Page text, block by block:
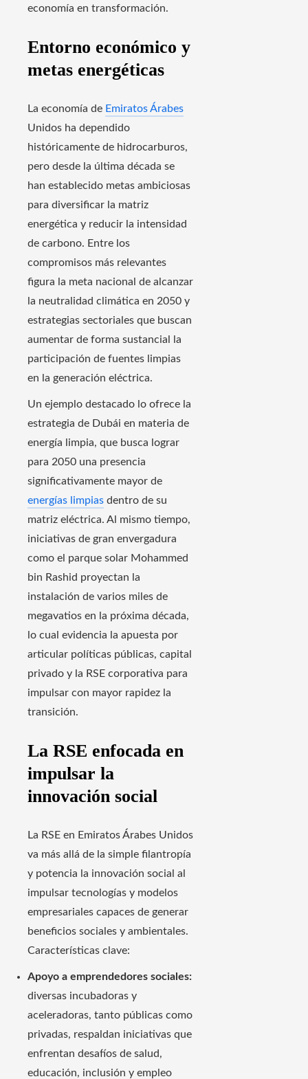
economía en transformación.
Entorno económico y
metas energéticas
La economía de Emiratos Árabes
Unidos ha dependido
históricamente de hidrocarburos,
pero desde la última década se
han establecido metas ambiciosas
para diversificar la matriz
energética y reducir la intensidad
de carbono. Entre los
compromisos más relevantes
figura la meta nacional de alcanzar
la neutralidad climática en 2050 y
estrategias sectoriales que buscan
aumentar de forma sustancial la
participación de fuentes limpias
en la generación eléctrica.
Un ejemplo destacado lo ofrece la
estrategia de Dubái en materia de
energía limpia, que busca lograr
para 2050 una presencia
significativamente mayor de
energías limpias dentro de su
matriz eléctrica. Al mismo tiempo,
iniciativas de gran envergadura
como el parque solar Mohammed
bin Rashid proyectan la
instalación de varios miles de
megavatios en la próxima década,
lo cual evidencia la apuesta por
articular políticas públicas, capital
privado y la RSE corporativa para
impulsar con mayor rapidez la
transición.
La RSE enfocada en
impulsar la
innovación social
La RSE en Emiratos Árabes Unidos
va más allá de la simple filantropía
y potencia la innovación social al
impulsar tecnologías y modelos
empresariales capaces de generar
beneficios sociales y ambientales.
Características clave:
Apoyo a emprendedores sociales:
diversas incubadoras y
aceleradoras, tanto públicas como
privadas, respaldan iniciativas que
enfrentan desafíos de salud,
educación, inclusión y empleo